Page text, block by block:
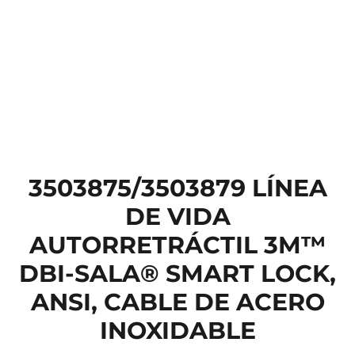
3503875/3503879 LÍNEA
DE VIDA
AUTORRETRÁCTIL 3M™
DBI-SALA® SMART LOCK,
ANSI, CABLE DE ACERO
INOXIDABLE